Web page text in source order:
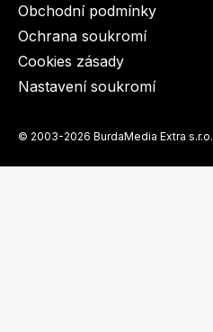
Obchodní podmínky
Ochrana soukromí
Cookies zásady
Nastavení soukromí
© 2003-2026 BurdaMedia Extra s.r.o.